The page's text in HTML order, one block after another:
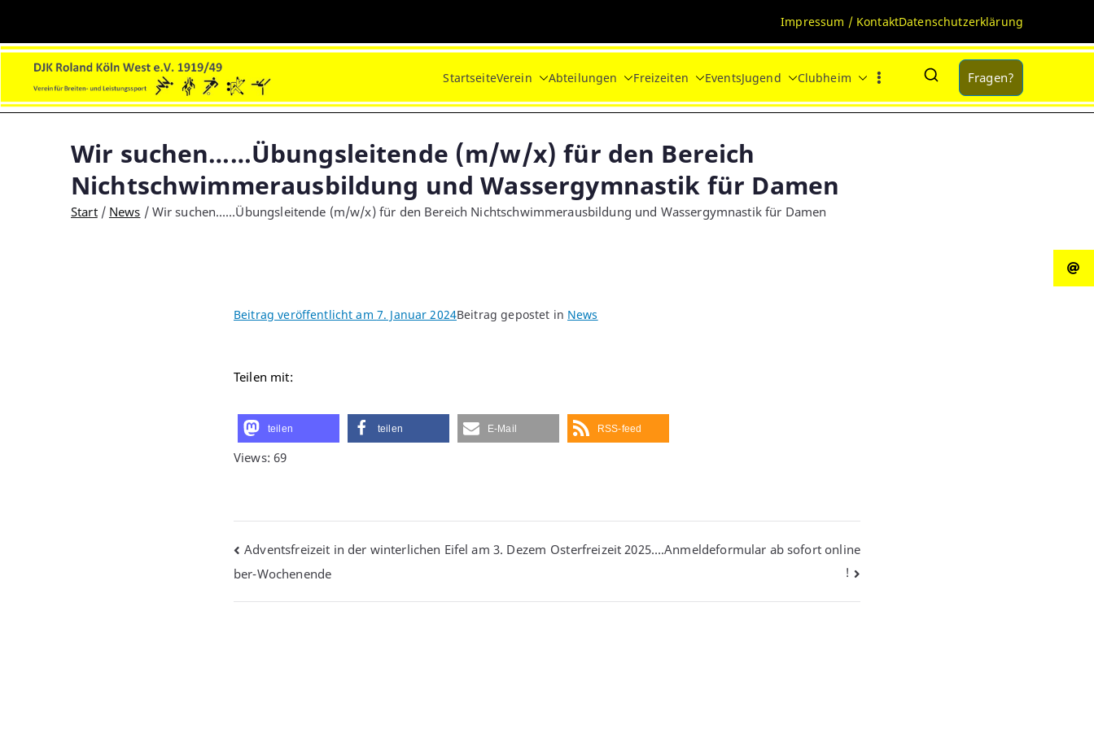
springen
Impressum / KontaktDatenschutzerklärung
DJK Roland Köln-West e.V.
Sport und Soziales!
StartseiteVerein Abteilungen Freizeiten EventsJugend Clubheim Fragen?
Wir suchen……Übungsleitende (m/w/x) für den Bereich
Nichtschwimmerausbildung und Wassergymnastik für Damen
Start News Wir suchen……Übungsleitende (m/w/x) für den Bereich Nichtschwimmerausbildung und Wassergymnastik für Damen
Beitrag veröffentlicht am 7. Januar 2024Beitrag gepostet in News
Teilen mit:
teilen teilen E-Mail RSS-feed
Views: 69
Beitragsnavigation
Adventsfreizeit in der winterlichen Eifel am 3. Dezem
ber-Wochenende
Osterfreizeit 2025….Anmeldeformular ab sofort online
!